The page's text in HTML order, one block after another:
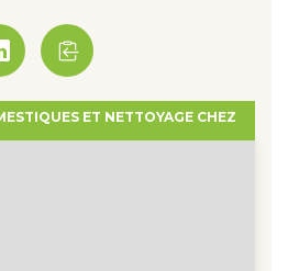
ET NETTOYAGE CHEZ